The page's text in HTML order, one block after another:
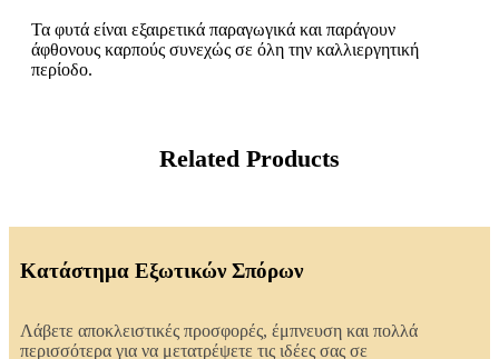
Τα φυτά είναι εξαιρετικά παραγωγικά και παράγουν
άφθονους καρπούς συνεχώς σε όλη την καλλιεργητική
περίοδο.
Related Products
Κατάστημα Εξωτικών Σπόρων
Λάβετε αποκλειστικές προσφορές, έμπνευση και πολλά
περισσότερα για να μετατρέψετε τις ιδέες σας σε